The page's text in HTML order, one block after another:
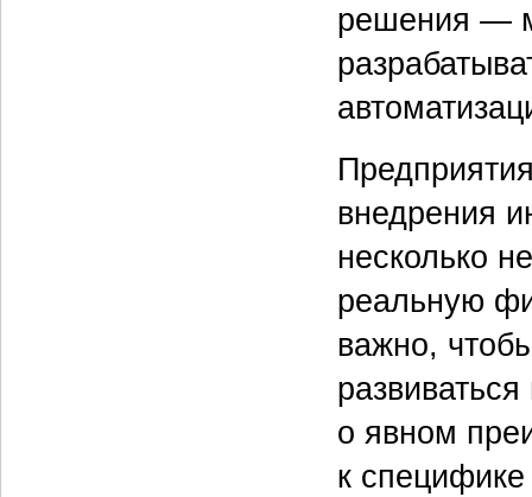
решения —
внедрения
несколько
реальную
важно,
о явном
к